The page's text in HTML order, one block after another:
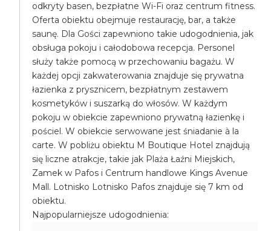
odkryty basen, bezpłatne Wi-Fi oraz centrum fitness.
Oferta obiektu obejmuje restaurację, bar, a także
saunę. Dla Gości zapewniono takie udogodnienia, jak
obsługa pokoju i całodobowa recepcja. Personel
służy także pomocą w przechowaniu bagażu. W
każdej opcji zakwaterowania znajduje się prywatna
łazienka z prysznicem, bezpłatnym zestawem
kosmetyków i suszarką do włosów. W każdym
pokoju w obiekcie zapewniono prywatną łazienkę i
pościel. W obiekcie serwowane jest śniadanie à la
carte. W pobliżu obiektu M Boutique Hotel znajdują
się liczne atrakcje, takie jak Plaża Łaźni Miejskich,
Zamek w Pafos i Centrum handlowe Kings Avenue
Mall. Lotnisko Lotnisko Pafos znajduje się 7 km od
obiektu.
Najpopularniejsze udogodnienia: